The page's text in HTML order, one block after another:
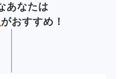
あなたは
がおすすめ！